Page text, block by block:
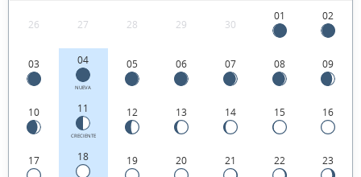
México.
26 27 28 29 30
01 02
03 04
NUEVA
05 06 07 08 09
10 11
CRECIENTE
12 13 14 15 16
17 18 19 20 21 22 23